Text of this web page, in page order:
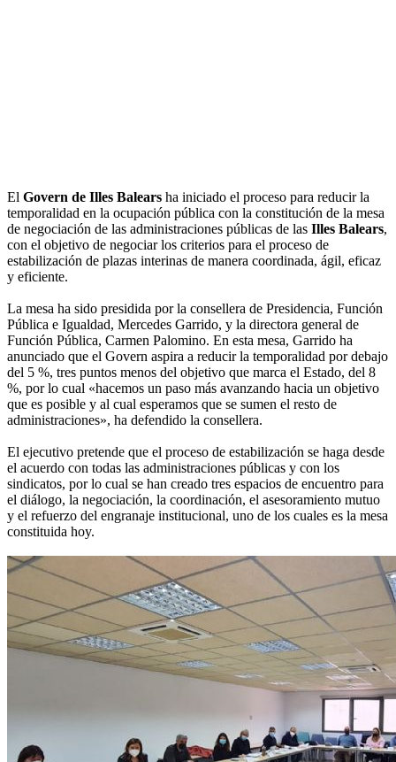
El Govern de Illes Balears ha iniciado el proceso para reducir la
temporalidad en la ocupación pública con la constitución de la mesa
de negociación de las administraciones públicas de las Illes Balears,
con el objetivo de negociar los criterios para el proceso de
estabilización de plazas interinas de manera coordinada, ágil, eficaz
y eficiente.
La mesa ha sido presidida por la consellera de Presidencia, Función
Pública e Igualdad, Mercedes Garrido, y la directora general de
Función Pública, Carmen Palomino. En esta mesa, Garrido ha
anunciado que el Govern aspira a reducir la temporalidad por debajo
del 5 %, tres puntos menos del objetivo que marca el Estado, del 8
%, por lo cual «hacemos un paso más avanzando hacia un objetivo
que es posible y al cual esperamos que se sumen el resto de
administraciones», ha defendido la consellera.
El ejecutivo pretende que el proceso de estabilización se haga desde
el acuerdo con todas las administraciones públicas y con los
sindicatos, por lo cual se han creado tres espacios de encuentro para
el diálogo, la negociación, la coordinación, el asesoramiento mutuo
y el refuerzo del engranaje institucional, uno de los cuales es la mesa
constituida hoy.